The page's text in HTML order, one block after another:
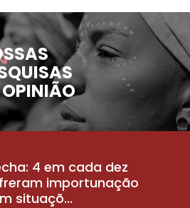
OPINIÃO
4 em cada dez
importunação
situaçõ...